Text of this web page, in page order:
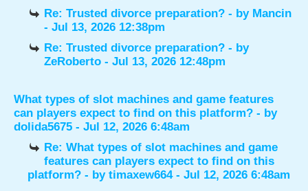
Re: Trusted divorce preparation? - by Mancin
- Jul 13, 2026 12:38pm
Re: Trusted divorce preparation? - by
ZeRoberto - Jul 13, 2026 12:48pm
What types of slot machines and game features
can players expect to find on this platform? - by
dolida5675 - Jul 12, 2026 6:48am
Re: What types of slot machines and game
features can players expect to find on this
platform? - by timaxew664- Jul 12, 2026 6:48am